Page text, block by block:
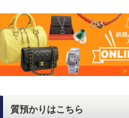
質預かりはこちら